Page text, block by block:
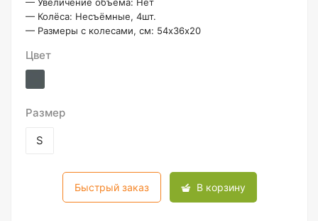
— Колёса: Несъёмные, 4шт.
— Размеры с колесами, см: 54х36х20
Цвет
Размер
S
Быстрый заказ В корзину